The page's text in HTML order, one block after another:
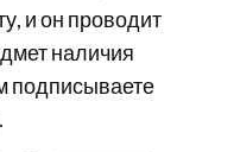
и он проводит
наличия
подписываете